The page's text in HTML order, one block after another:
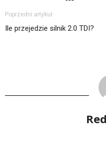
Poprzedni artykuł
Ile przejedzie silnik 2.0 TDI?